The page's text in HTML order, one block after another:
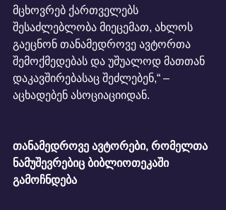
მცხოვრებ ქართველებს
შესაძლებლობა მიეცემათ, ახლოს
გაეცნონ თანამედროვე ავტორთა
შემოქმედებას და უშუალოდ მათთან
დაკავშირებასაც შეძლებენ,“ –
აცხადებენ ასოციაციიდან.
თანამედროვე ავტორები, რომელთა
ნამუშევრებიც ბიბლიოთეკაში
გამოჩნდება